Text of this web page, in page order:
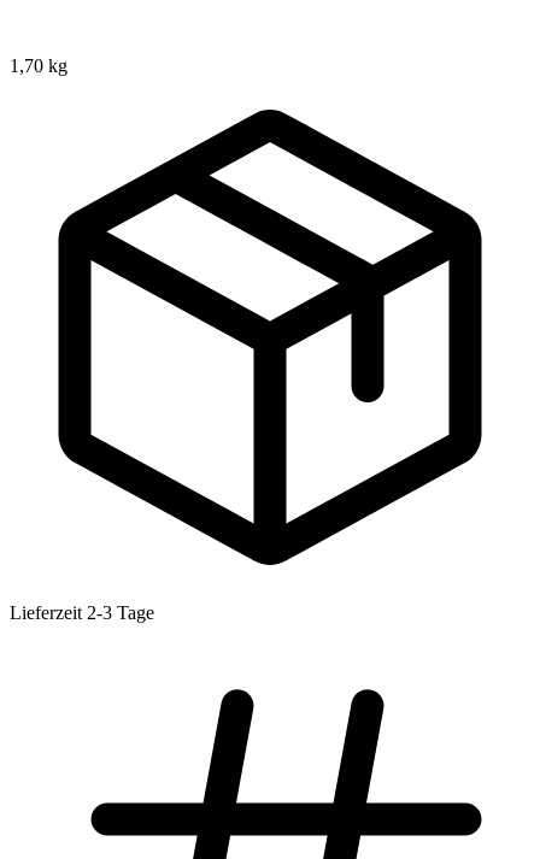
1,70 kg
Lieferzeit 2-3 Tage